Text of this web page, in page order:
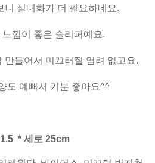
니 실내화가 더 필요하네요.
낌이 좋은 슬리퍼예요.
만들어서 미끄러질 염려 없고요.
도 예뻐서 기분 좋아요^^
* 세로 25cm